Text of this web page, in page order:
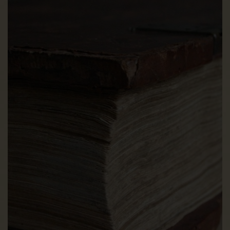
betroffene Person hat das vom Europäischen Richtlinien- und
Daten bereitgestellt wurden, zu übermitteln, sofern die
GVO oder auf einem Vertrag gemäß Art. 6 Abs. 1 Buchstabe
Ferner hat die betroffene Person bei der Ausübung ihres